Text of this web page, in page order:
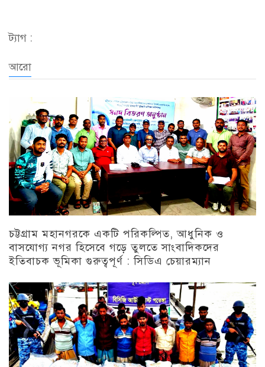
ট্যাগ :
আরো
চট্টগ্রাম মহানগরকে একটি পরিকল্পিত, আধুনিক ও
বাসযোগ্য নগর হিসেবে গড়ে তুলতে সাংবাদিকদের
ইতিবাচক ভূমিকা গুরুত্বপূর্ণ : সিডিএ চেয়ারম্যান
চট্টগ্রাম